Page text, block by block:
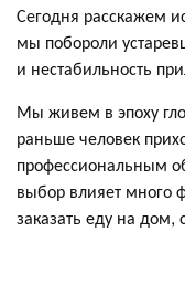
Сегодня расскажем
мы побороли
и нестабильность
Мы живем в эпоху
раньше человек
профессиональным
выбор влияет много
заказать еду на дом,